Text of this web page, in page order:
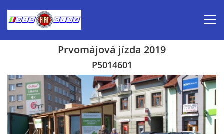
Inzerce prodej
Aktuálně-pozvánky
Prvomájová jízda 2019
P5014601